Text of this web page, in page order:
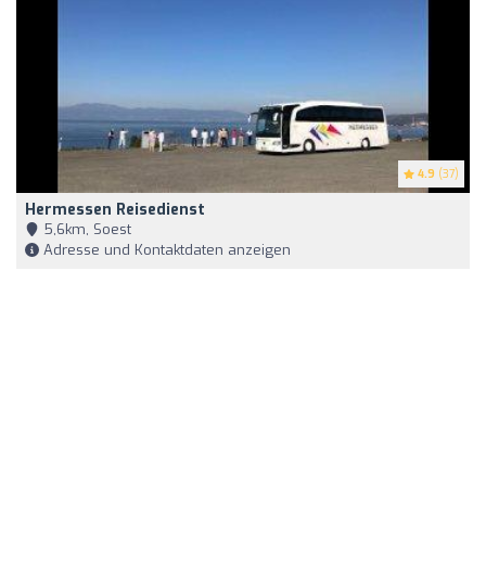
4.9 (37)
Hermessen Reisedienst
5,6km, Soest
Adresse und Kontaktdaten anzeigen